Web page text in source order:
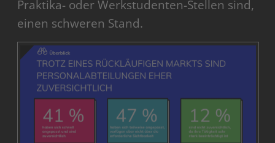
Praktika- oder Werkstudenten-Stellen sind,
einen schweren Stand.